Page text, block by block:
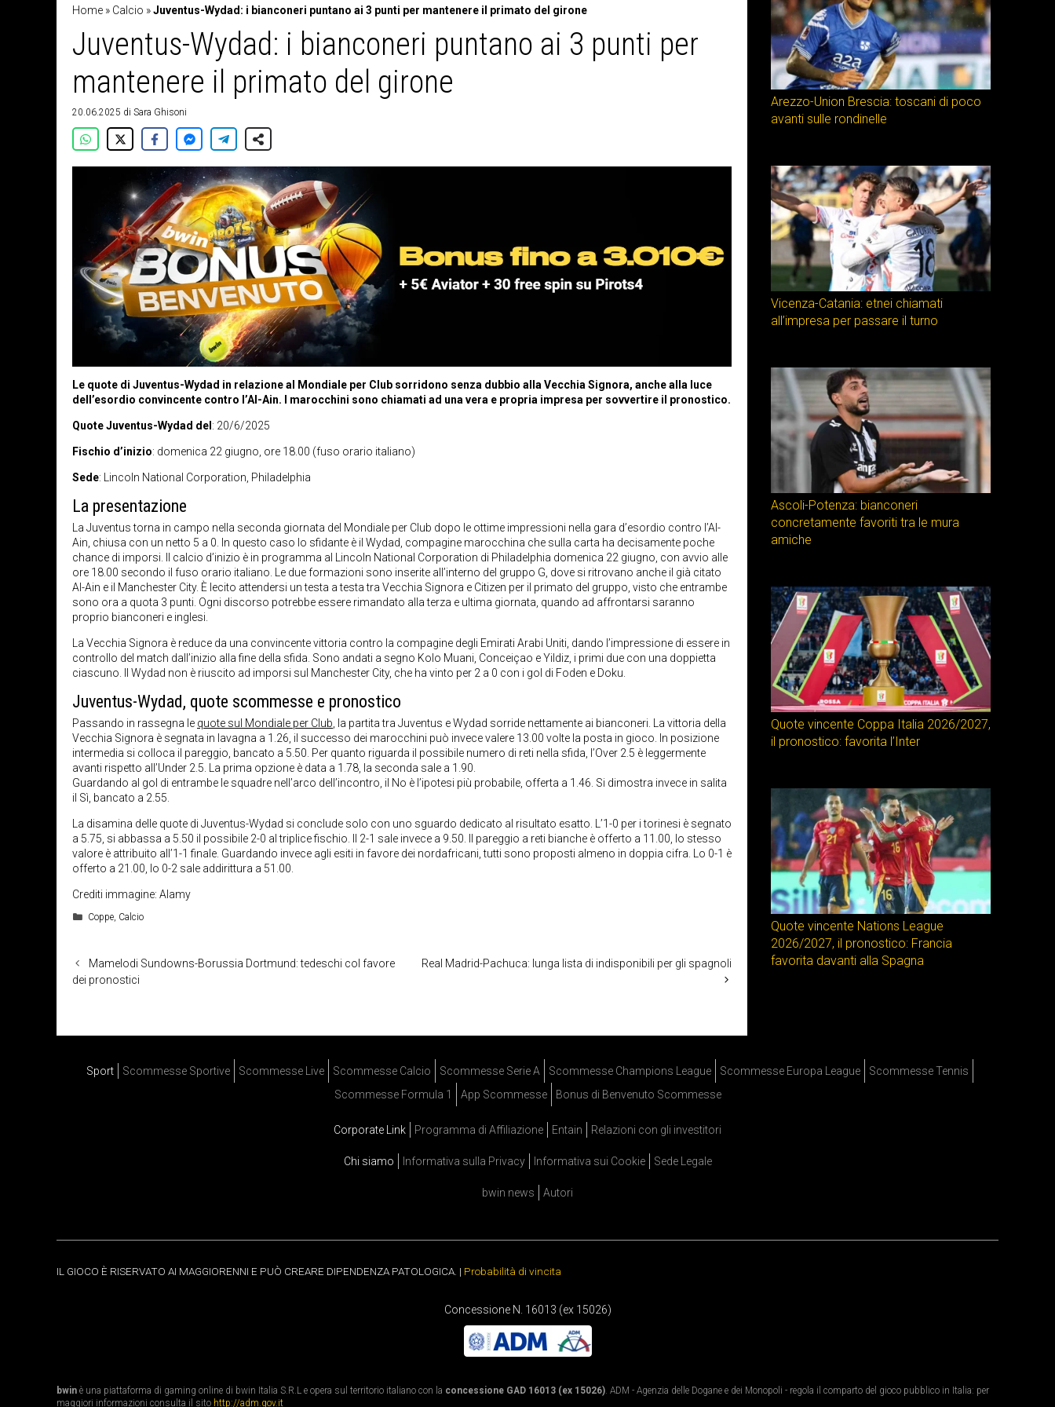
Home » Calcio »Juventus-Wydad: i bianconeri puntano ai 3 punti per mantenere il primato del girone
Juventus-Wydad: i bianconeri puntano ai 3 punti per
mantenere il primato del girone
20.06.2025 di Sara Ghisoni
Le quote di Juventus-Wydad in relazione al Mondiale per Club sorridono senza dubbio alla Vecchia Signora, anche alla luce
dell’esordio convincente contro l’Al-Ain. I marocchini sono chiamati ad una vera e propria impresa per sovvertire il pronostico.
Quote Juventus-Wydad del: 20/6/2025
Fischio d’inizio: domenica 22 giugno, ore 18.00 (fuso orario italiano)
Sede: Lincoln National Corporation, Philadelphia
La presentazione
La Juventus torna in campo nella seconda giornata del Mondiale per Club dopo le ottime impressioni nella gara d’esordio contro l’Al-
Ain, chiusa con un netto 5 a 0. In questo caso lo sfidante è il Wydad, compagine marocchina che sulla carta ha decisamente poche
chance di imporsi. Il calcio d’inizio è in programma al Lincoln National Corporation di Philadelphia domenica 22 giugno, con avvio alle
ore 18.00 secondo il fuso orario italiano. Le due formazioni sono inserite all’interno del gruppo G, dove si ritrovano anche il già citato
Al-Ain e il Manchester City. È lecito attendersi un testa a testa tra Vecchia Signora e Citizen per il primato del gruppo, visto che entrambe
sono ora a quota 3 punti. Ogni discorso potrebbe essere rimandato alla terza e ultima giornata, quando ad affrontarsi saranno
proprio bianconeri e inglesi.
La Vecchia Signora è reduce da una convincente vittoria contro la compagine degli Emirati Arabi Uniti, dando l’impressione di essere in
controllo del match dall’inizio alla fine della sfida. Sono andati a segno Kolo Muani, Conceiçao e Yildiz, i primi due con una doppietta
ciascuno. Il Wydad non è riuscito ad imporsi sul Manchester City, che ha vinto per 2 a 0 con i gol di Foden e Doku.
Juventus-Wydad, quote scommesse e pronostico
Passando in rassegna le quote sul Mondiale per Club , la partita tra Juventus e Wydad sorride nettamente ai bianconeri. La vittoria della
Vecchia Signora è segnata in lavagna a 1.26, il successo dei marocchini può invece valere 13.00 volte la posta in gioco. In posizione
intermedia si colloca il pareggio, bancato a 5.50. Per quanto riguarda il possibile numero di reti nella sfida, l’Over 2.5 è leggermente
avanti rispetto all’Under 2.5. La prima opzione è data a 1.78, la seconda sale a 1.90.
Guardando al gol di entrambe le squadre nell’arco dell’incontro, il No è l’ipotesi più probabile, offerta a 1.46. Si dimostra invece in salita
il Sì, bancato a 2.55.
La disamina delle quote di Juventus-Wydad si conclude solo con uno sguardo dedicato al risultato esatto. L’1-0 per i torinesi è segnato
a 5.75, si abbassa a 5.50 il possibile 2-0 al triplice fischio. Il 2-1 sale invece a 9.50. Il pareggio a reti bianche è offerto a 11.00, lo stesso
valore è attribuito all’1-1 finale. Guardando invece agli esiti in favore dei nordafricani, tutti sono proposti almeno in doppia cifra. Lo 0-1 è
offerto a 21.00, lo 0-2 sale addirittura a 51.00.
Crediti immagine: Alamy
Categorie
Coppe, Calcio
Mamelodi Sundowns-Borussia Dortmund: tedeschi col favore
dei pronostici
Real Madrid-Pachuca: lunga lista di indisponibili per gli spagnoli
Arezzo-Union Brescia: toscani di poco
avanti sulle rondinelle
Vicenza-Catania: etnei chiamati
all’impresa per passare il turno
Ascoli-Potenza: bianconeri
concretamente favoriti tra le mura
amiche
Quote vincente Coppa Italia 2026/2027,
il pronostico: favorita l’Inter
Quote vincente Nations League
2026/2027, il pronostico: Francia
favorita davanti alla Spagna
Sport Scommesse Sportive Scommesse Live Scommesse Calcio Scommesse Serie A Scommesse Champions League Scommesse Europa League
Scommesse Tennis
Scommesse Formula 1
App Scommesse Bonus di Benvenuto Scommesse
Corporate Link Programma di Affiliazione Entain Relazioni con gli investitori
Chi siamo Informativa sulla Privacy Informativa sui Cookie Sede Legale
bwin news Autori
IL GIOCO È RISERVATO AI MAGGIORENNI E PUÒ CREARE DIPENDENZA PATOLOGICA. | Probabilità di vincita
Concessione N. 16013 (ex 15026)
bwin è una piattaforma di gaming online di bwin Italia S.R.L e opera sul territorio italiano con la concessione GAD 16013 (ex 15026). ADM - Agenzia delle Dogane e dei Monopoli - regola il comparto del gioco pubblico in Italia: per
maggiori informazioni consulta il sito http://adm.gov.it